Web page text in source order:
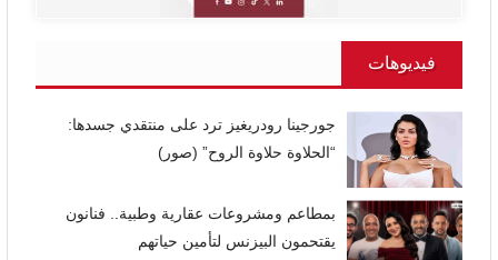
فيديوهات
جورجينا رودريغيز ترد على منتقدي جسدها:
“الحلاوة حلاوة الروح” (صور)
بمطاعم ومشروعات عقارية وطبية.. فنانون
يقتحمون البيزنس لتأمين حياتهم